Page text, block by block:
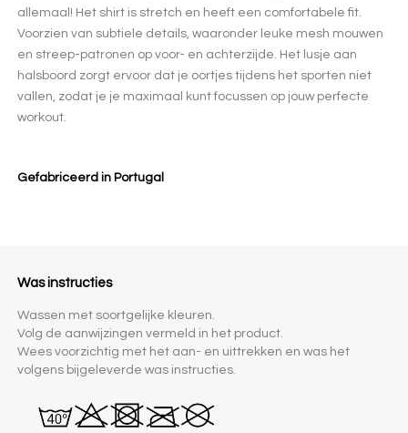
allemaal! Het shirt is stretch en heeft een comfortabele fit.
Voorzien van subtiele details, waaronder leuke mesh mouwen
en streep-patronen op voor- en achterzijde. Het lusje aan
halsboord zorgt ervoor dat je oortjes tijdens het sporten niet
vallen, zodat je je maximaal kunt focussen op jouw perfecte
workout.
Gefabriceerd in Portugal
Was instructies
Wassen met soortgelijke kleuren.
Volg de aanwijzingen vermeld in het product.
Wees voorzichtig met het aan- en uittrekken en was het
volgens bijgeleverde was instructies.